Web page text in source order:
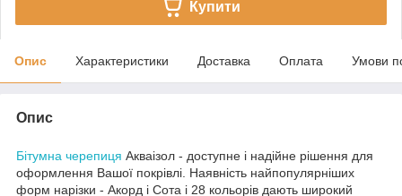
Купити
Опис Характеристики Доставка Оплата Умови
Опис
Бітумна черепиця Акваізол - доступне і надійне рішення для
оформлення Вашої покрівлі. Наявність найпопулярніших
форм нарізки - Акорд і Сота і 28 кольорів дають широкий